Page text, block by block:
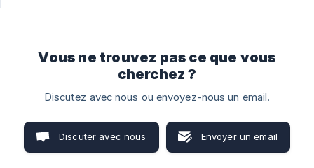
Vous ne trouvez pas ce que vous
cherchez ?
Discutez avec nous ou envoyez-nous un email.
Discuter avec nous Envoyer un email